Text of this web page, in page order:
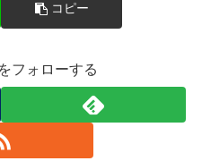
コピー
フォローする